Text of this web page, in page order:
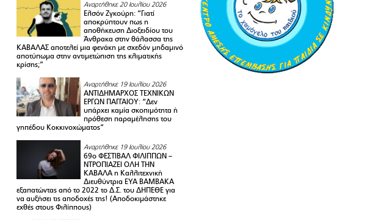
Αναρτήθηκε 20 Ιουλίου 2026
Ελσόν Ζγκούρη: “Γιατί
αποκρύπτουν πως η
αποθήκευση Διοξειδίου του
Άνθρακα στην θάλασσα της
ΚΑΒΑΛΑΣ αποτελεί μια φενάκη με σχεδόν μηδαμινό
αποτύπωμα στην αντιμετώπιση της κλιματικής
κρίσης;”
Αναρτήθηκε 19 Ιουλίου 2026
ΑΝΤΙΔΗΜΑΡΧΟΣ ΤΕΧΝΙΚΩΝ
ΕΡΓΩΝ ΠΑΓΓΑΙΟΥ: “Δεν
υπάρχει καμία σκοπιμότητα ή
πρόθεση παραμέλησης του
γηπέδου Κοκκινοχώματος”
Αναρτήθηκε 19 Ιουλίου 2026
69ο ΦΕΣΤΙΒΑΛ ΦΙΛΙΠΠΩΝ –
ΝΤΡΟΠΙΑΖΕΙ ΟΛΗ ΤΗΝ
ΚΑΒΑΛΑ η Καλλιτεχνική
Διευθύντρια ΕΥΑ ΒΑΜΒΑΚΑ
εξαπατώντας από το 2022 το Δ.Σ. του ΔΗΠΕΘΕ για
να αυξήσει τις αποδοχές της! (Αποδοκιμάστηκε
εχθές στους Φιλίππους)